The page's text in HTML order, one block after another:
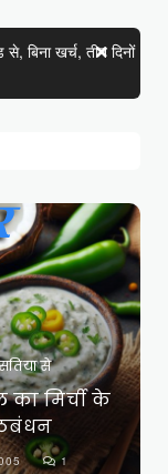
बिना खर्च, तीन दिनों
से
का मिर्ची के
1